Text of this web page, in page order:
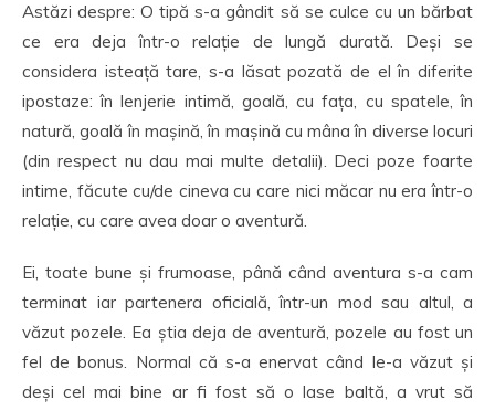
Astăzi despre: O tipă s-a gândit să se culce cu un bărbat
ce era deja într-o relație de lungă durată. Deși se
considera isteață tare, s-a lăsat pozată de el în diferite
ipostaze: în lenjerie intimă, goală, cu fața, cu spatele, în
natură, goală în mașină, în mașină cu mâna în diverse locuri
(din respect nu dau mai multe detalii). Deci poze foarte
intime, făcute cu/de cineva cu care nici măcar nu era într-o
relație, cu care avea doar o aventură.
Ei, toate bune și frumoase, până când aventura s-a cam
terminat iar partenera oficială, într-un mod sau altul, a
văzut pozele. Ea știa deja de aventură, pozele au fost un
fel de bonus. Normal că s-a enervat când le-a văzut și
deși cel mai bine ar fi fost să o lase baltă, a vrut să